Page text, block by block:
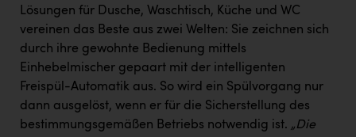
z.l.ö.
Österreichisches Hebammengremium
Wirtschaftskammer OÖ Energiehandel
Dopgas
Lösungen für Dusche, Waschtisch, Küche und WC
vereinen das Beste aus zwei Welten: Sie zeichnen sich
durch ihre gewohnte Bedienung mittels
Einhebelmischer gepaart mit der intelligenten
Freispül-Automatik aus. So wird ein Spülvorgang nur
dann ausgelöst, wenn er für die Sicherstellung des
bestimmungsgemäßen Betriebs notwendig ist. „Die